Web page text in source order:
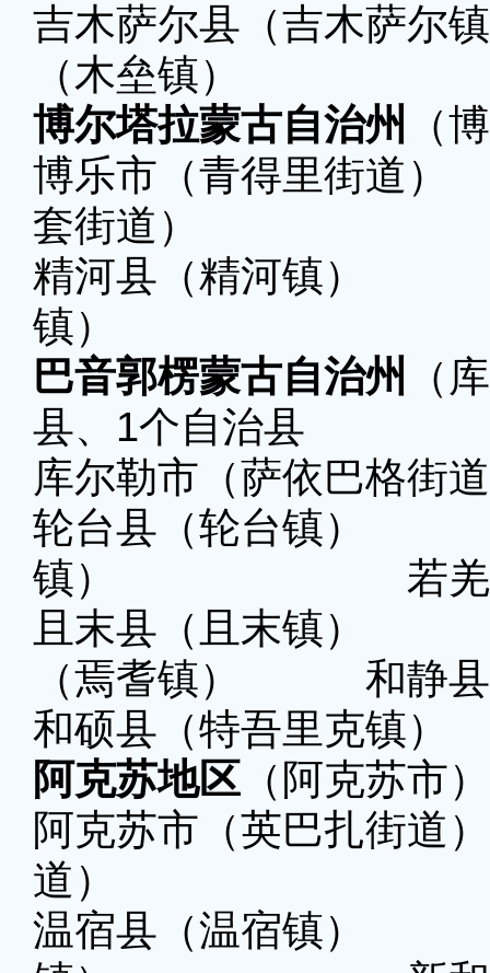
吉木萨尔县（吉木
（木垒镇）
博尔塔拉蒙古自治州
（
博乐市（青得里街
套街道）
精河县（精河镇
镇）
巴音郭楞蒙古自治州
（
县、1个自治县
库尔勒市（萨依巴格街
轮台县（轮台
镇） 若羌县（
且末县（且末
（焉耆镇） 和静县
和硕县（特吾里克
阿克苏地区 （阿克苏市
阿克苏市（英巴扎
道）
温宿县（温宿